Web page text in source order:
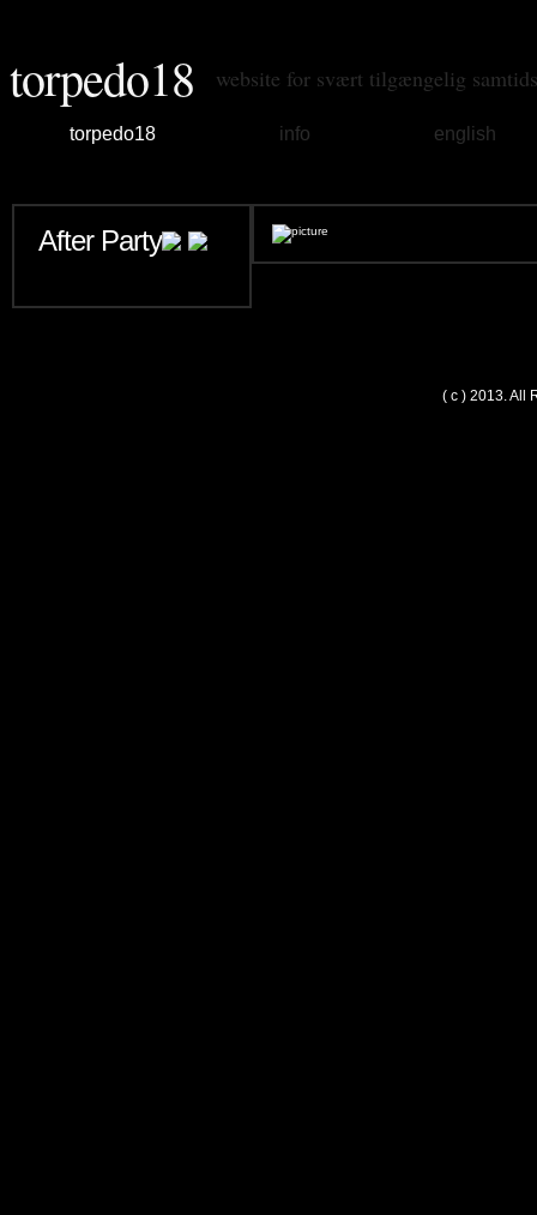
torpedo18 website for svært tilgængelig
torpedo18 info english
After Party
( c ) 2013. All